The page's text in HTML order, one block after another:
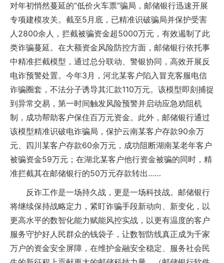
对年初悄然蔓延的“低价火车票”骗局，邮储银行迅速开展
专项建模攻关。截至5月底，已精准识破骗局并保护受害
人2800余人，拦截被骗资金超5000万元，有效遏制了此
类诈骗蔓延。在大额资金风险防控方面，邮储银行依托事
中精准拦截模型，通过总分联动、警银协同，高效开展反
电诈预警处置。今年3月，河北某客户陷入冒充客服电信
诈骗圈套，不法分子诱导其汇款110万元。该模型即刻捕捉
到异常交易，第一时间触发风险预警并启动应急劝阻机
制，成功帮助客户保住百万元资金。此外，邮储银行通过
该模型精准识破电诈骗局，保护云南某客户存款90余万
元、四川某客户存款60余万元，成功阻断湖南某老年客户
被骗资金59万元；在湖北某客户他行资金被骗的同时，精
准拦截其在邮储银行的50万元存款转出……
反诈工作是一场持久战，更是一场科技战。邮储银行
将继续保持战略定力，紧盯诈骗手段新动向、新变化，以
更高水平的数智化能力赋能风控实战，以更有温度的客户
服务守护好人民群众的钱袋子，让数智防线真正成为千家
万户的资金安全屏障，在维护金融安全稳定、服务社会民